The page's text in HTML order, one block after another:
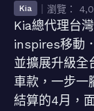
Kia ｜瀏覽：
Kia總代理台
inspires移動
並擴展升級全
車款，一步一
結算的4月，